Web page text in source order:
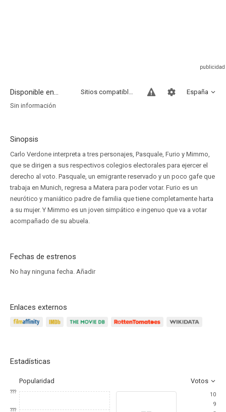
Disponible en... España
Sitios compatibles
Sin información
Sinopsis
Carlo Verdone interpreta a tres personajes, Pasquale, Furio y Mimmo,
que se dirigen a sus respectivos colegios electorales para ejercer el
derecho al voto. Pasquale, un emigrante reservado y un poco gafe que
trabaja en Munich, regresa a Matera para poder votar. Furio es un
neurótico y maniático padre de familia que tiene completamente harta
a su mujer. Y Mimmo es un joven simpático e ingenuo que va a votar
acompañado de su abuela.
Fechas de estrenos
No hay ninguna fecha. Añadir
Enlaces externos
Estadísticas
Popularidad Votos
???
???
10
9